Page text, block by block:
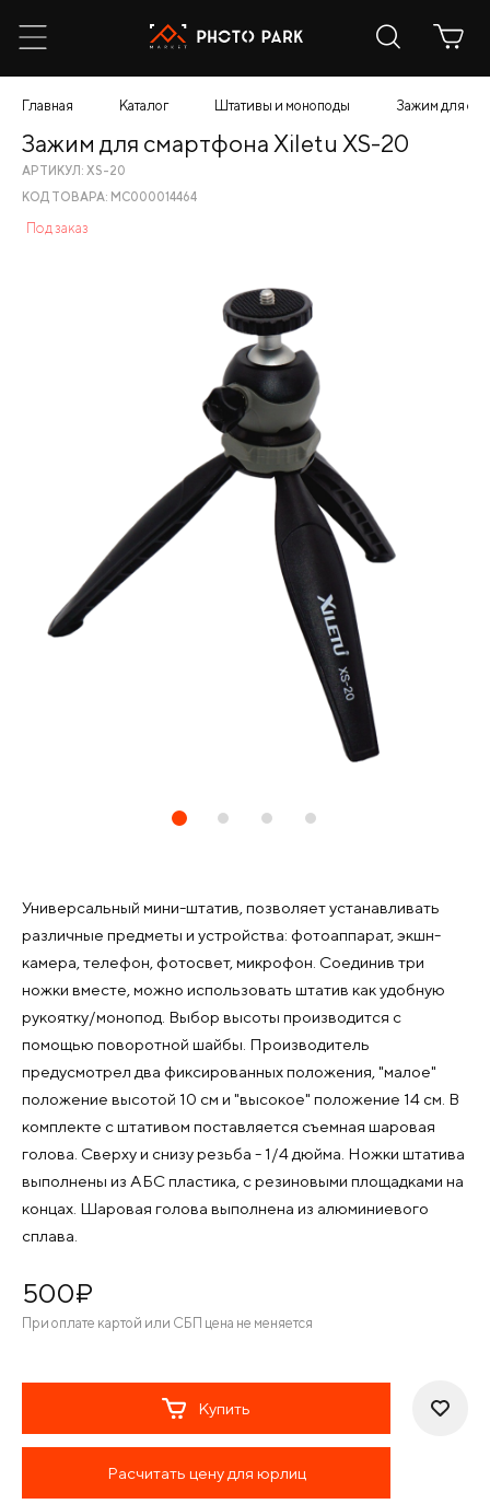
Главная Каталог Штативы и моноподы Зажим для
Универсальный мини-штатив, позволяет устанавливать
различные предметы и устройства: фотоаппарат, экшн-
камера, телефон, фотосвет, микрофон. Соединив три
ножки вместе, можно использовать штатив как удобную
рукоятку/монопод. Выбор высоты производится с
помощью поворотной шайбы. Производитель
предусмотрел два фиксированных положения, "малое"
положение высотой 10 см и "высокое" положение 14 см. В
комплекте с штативом поставляется съемная шаровая
голова. Сверху и снизу резьба - 1/4 дюйма. Ножки штатива
выполнены из АБС пластика, с резиновыми площадками на
концах. Шаровая голова выполнена из алюминиевого
сплава.
500¤
При оплате картой или СБП цена не меняется
Купить
Расчитать цену для юрлиц
Зажим для смартфона Xiletu XS-20
АРТИКУЛ: XS-20
КОД ТОВАРА: МС000014464
Под заказ